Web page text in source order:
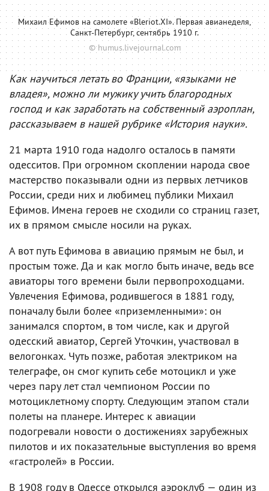
Михаил Ефимов на самолете «Bleriot.XI». Первая авианеделя,
Санкт-Петербург, сентябрь 1910 г.
© humus.livejournal.com
Как научиться летать во Франции, «языками не
владея», можно ли мужику учить благородных
господ и как заработать на собственный аэроплан,
рассказываем в нашей рубрике «История науки».
21 марта 1910 года надолго осталось в памяти
одесситов. При огромном скоплении народа свое
мастерство показывали одни из первых летчиков
России, среди них и любимец публики Михаил
Ефимов. Имена героев не сходили со страниц газет,
их в прямом смысле носили на руках.
А вот путь Ефимова в авиацию прямым не был, и
простым тоже. Да и как могло быть иначе, ведь все
авиаторы того времени были первопроходцами.
Увлечения Ефимова, родившегося в 1881 году,
поначалу были более «приземленными»: он
занимался спортом, в том числе, как и другой
одесский авиатор, Сергей Уточкин, участвовал в
велогонках. Чуть позже, работая электриком на
телеграфе, он смог купить себе мотоцикл и уже
через пару лет стал чемпионом России по
мотоциклетному спорту. Следующим этапом стали
полеты на планере. Интерес к авиации
подогревали новости о достижениях зарубежных
пилотов и их показательные выступления во время
«гастролей» в России.
В 1908 году в Одессе открылся аэроклуб — один из